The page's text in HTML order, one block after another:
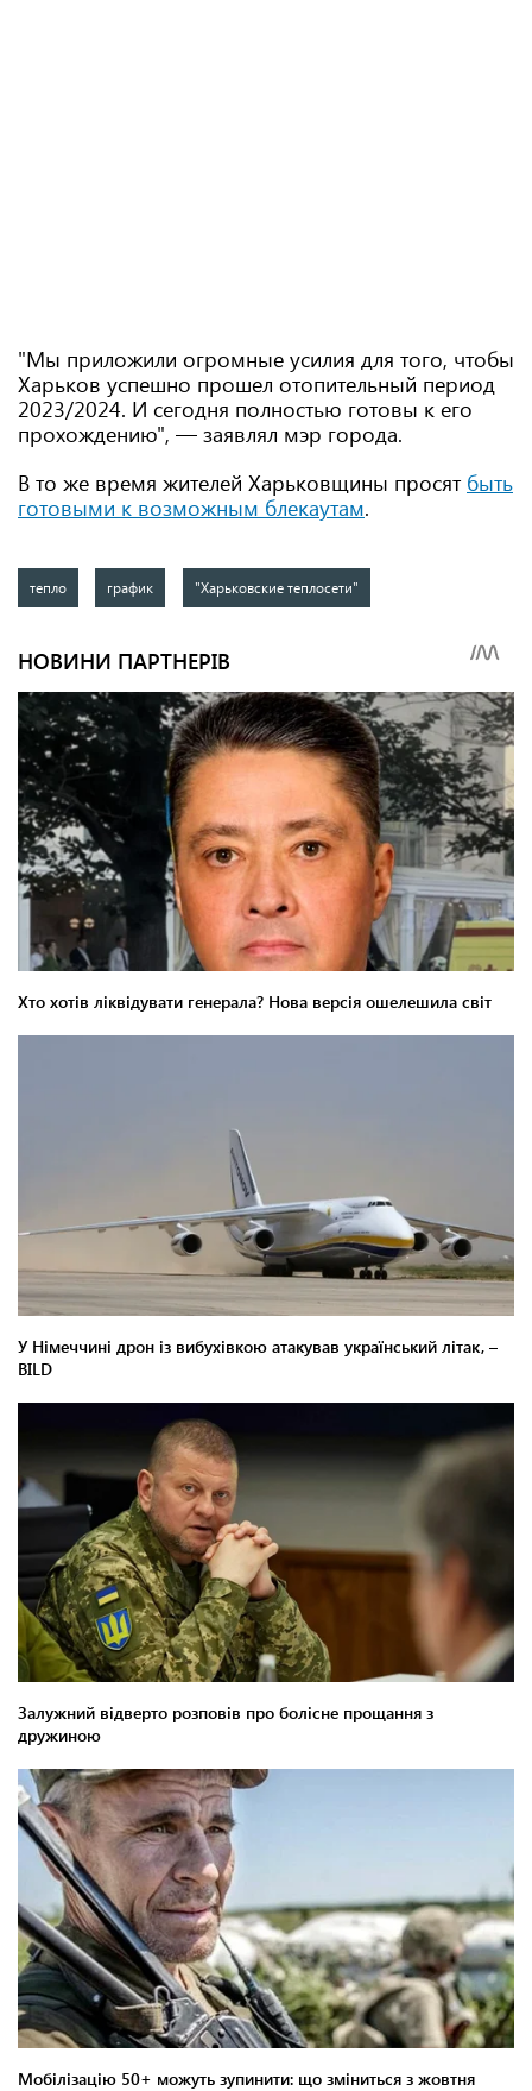
"Мы приложили огромные усилия для того, чтобы
Харьков успешно прошел отопительный период
2023/2024. И сегодня полностью готовы к его
прохождению", — заявлял мэр города.
В то же время жителей Харьковщины просят быть
готовыми к возможным блекаутам.
тепло график "Харьковские теплосети"